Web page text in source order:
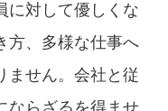
に対して優しくな
方、多様な仕事へ
ません。会社と従